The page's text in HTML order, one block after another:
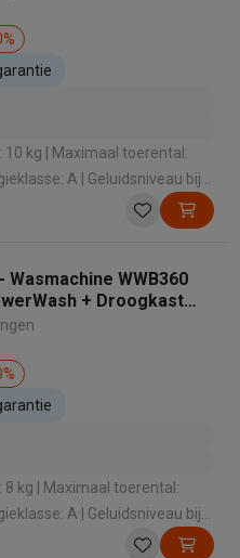
%
kg | Maximaal toerental:
| Geluidsniveau bij
| Dosering wasmiddel:
Wasmachine WWB360
+ Droogkast
%
kg | Maximaal toerental:
| Geluidsniveau bij
| Dosering wasmiddel: